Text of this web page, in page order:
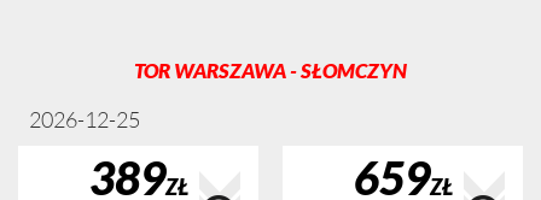
TOR WARSZAWA - SŁOMCZYN
2026-12-25
389ZŁ 659ZŁ